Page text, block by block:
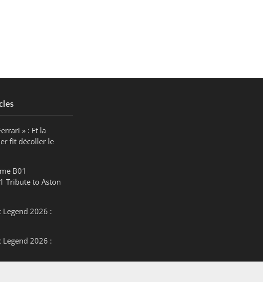
» : Et la
fit décoller le
B01
Tribute to Aston
Legend 2026 :
Legend 2026 :